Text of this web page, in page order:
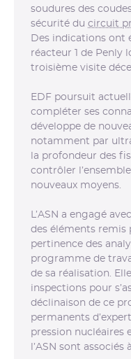
soudures des
sécurité du circuit
Des indications ont
réacteur 1 de Penly
troisième visite
EDF poursuit
compléter ses
développe de
notamment par
la profondeur des
contrôler
nouveaux moyens.
L’ASN a engagé
des éléments remis
pertinence des
programme de
de sa réalisation.
inspections pour
déclinaison de ce
permanents
pression nucléaires
l’ASN sont